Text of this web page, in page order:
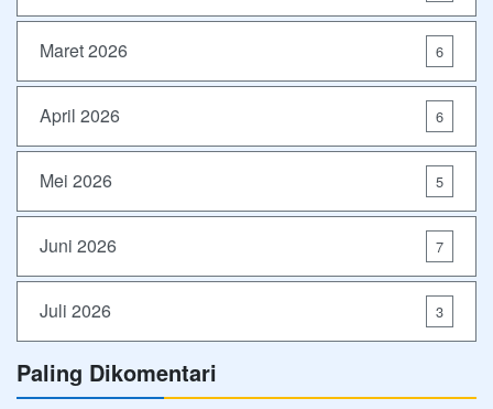
Maret 2026 6
April 2026 6
Mei 2026 5
Juni 2026 7
Juli 2026 3
Paling Dikomentari